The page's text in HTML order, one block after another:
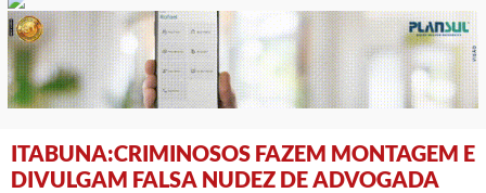
ITABUNA:CRIMINOSOS FAZEM MONTAGEM E
DIVULGAM FALSA NUDEZ DE ADVOGADA